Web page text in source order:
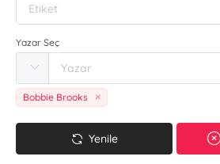
Yazar Seç
Bobbie Brooks
Yenile